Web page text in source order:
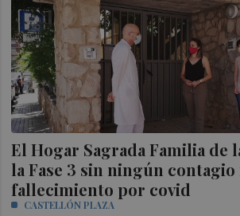
El Hogar Sagrada Familia de
la Fase 3 sin ningún contagio
fallecimiento por covid
CASTELLÓN PLAZA